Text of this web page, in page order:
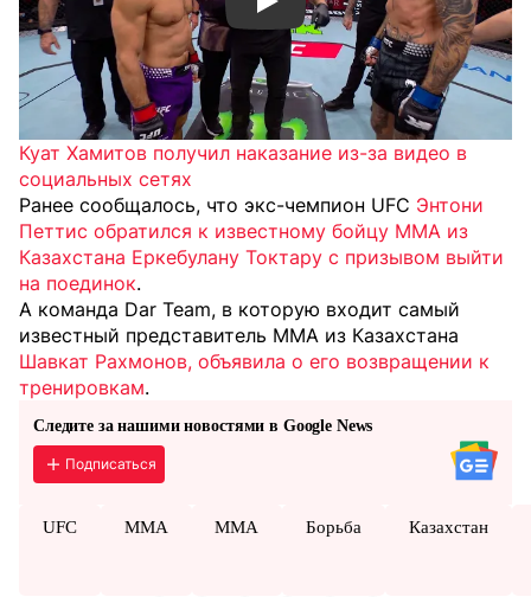
Смотреть видео YouTube
Куат Хамитов получил наказание из-за видео в
социальных сетях
Ранее сообщалось, что экс-чемпион UFC Энтони
Петтис обратился к известному бойцу MMA из
Казахстана Еркебулану Токтару с призывом выйти
на поединок.
А команда Dar Team, в которую входит самый
известный представитель ММА из Казахстана
Шавкат Рахмонов, объявила о его возвращении к
тренировкам.
Следите за нашими новостями в Google News
Подписаться
UFC MMA ММА Борьба Казахстан